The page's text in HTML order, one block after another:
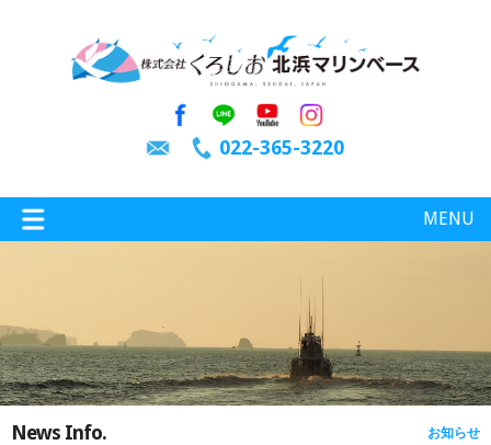
022-365-3220
MENU
特選情報 釣り情報
News Info. お知らせ